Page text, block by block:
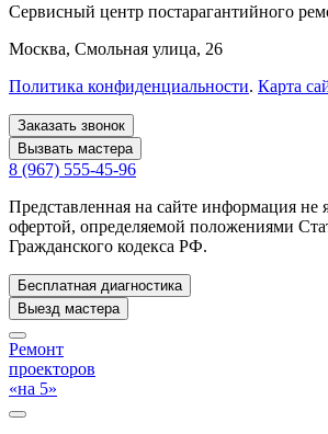
Сервисный центр постарагантийного
Москва, Смольная улица, 26
Политика конфиденциальности. Карта
Заказать звонок
Вызвать мастера
8 (967) 555-45-96
Представленная на сайте информация не
офертой, определяемой положениями
Гражданского кодекса РФ.
Бесплатная диагностика
Выезд мастера
Ремонт
проекторов
«на 5»